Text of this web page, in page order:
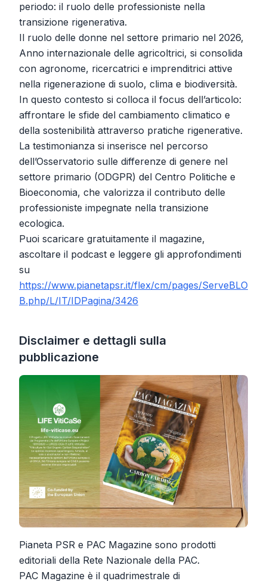
periodo: il ruolo delle professioniste nella
transizione rigenerativa.
Il ruolo delle donne nel settore primario nel 2026,
Anno internazionale delle agricoltrici, si consolida
con agronome, ricercatrici e imprenditrici attive
nella rigenerazione di suolo, clima e biodiversità.
In questo contesto si colloca il focus dell’articolo:
affrontare le sfide del cambiamento climatico e
della sostenibilità attraverso pratiche rigenerative.
La testimonianza si inserisce nel percorso
dell’Osservatorio sulle differenze di genere nel
settore primario (ODGPR) del Centro Politiche e
Bioeconomia, che valorizza il contributo delle
professioniste impegnate nella transizione
ecologica.
Puoi scaricare gratuitamente il magazine,
ascoltare il podcast e leggere gli approfondimenti
su
https://www.pianetapsr.it/flex/cm/pages/ServeBLO
B.php/L/IT/IDPagina/3426
Disclaimer e dettagli sulla
pubblicazione
Pianeta PSR e PAC Magazine sono prodotti
editoriali della Rete Nazionale della PAC.
PAC Magazine è il quadrimestrale di